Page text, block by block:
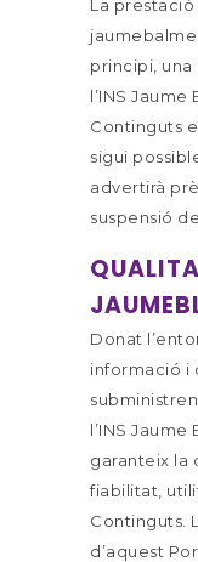
La
principi, una
l’INS
Continguts
sigui
advertirà
suspensió
Donat
informació i
l’INS
garanteix la
fiabilitat,
Continguts.
d’aquest